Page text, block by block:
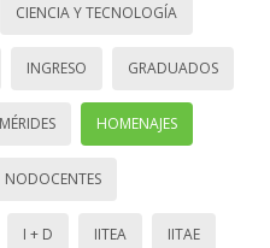
CIENCIA Y TECNOLOGÍA
INGRESO GRADUADOS
HOMENAJES
NODOCENTES
I + D IITEA IITAE